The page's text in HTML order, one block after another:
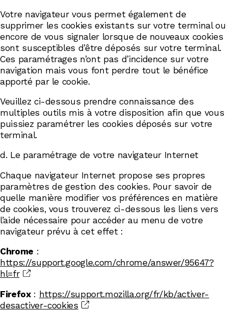
Votre navigateur vous permet également de
supprimer les cookies existants sur votre terminal ou
encore de vous signaler lorsque de nouveaux cookies
sont susceptibles d’être déposés sur votre terminal.
Ces paramétrages n’ont pas d’incidence sur votre
navigation mais vous font perdre tout le bénéfice
apporté par le cookie.
Veuillez ci-dessous prendre connaissance des
multiples outils mis à votre disposition afin que vous
puissiez paramétrer les cookies déposés sur votre
terminal.
d. Le paramétrage de votre navigateur Internet
Chaque navigateur Internet propose ses propres
paramètres de gestion des cookies. Pour savoir de
quelle manière modifier vos préférences en matière
de cookies, vous trouverez ci-dessous les liens vers
l’aide nécessaire pour accéder au menu de votre
navigateur prévu à cet effet :
Chrome :
https://support.google.com/chrome/answer/95647?
hl=fr
Firefox: https://support.mozilla.org/fr/kb/activer-
desactiver-cookies